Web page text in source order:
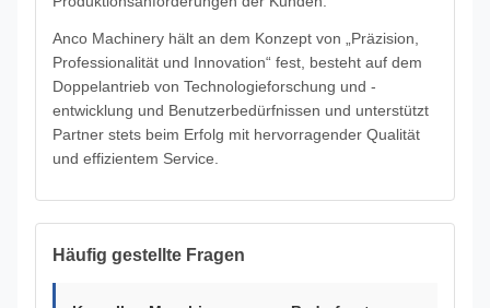
Anco Machinery hält an dem Konzept von „Präzision,
Professionalität und Innovation“ fest, besteht auf dem
Doppelantrieb von Technologieforschung und -
entwicklung und Benutzerbedürfnissen und unterstützt
Partner stets beim Erfolg mit hervorragender Qualität
und effizientem Service.
Häufig gestellte Fragen